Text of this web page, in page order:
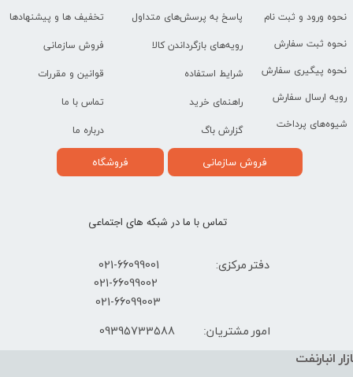
انبارنفت
نحوه ورود و ثبت نام
نحوه ثبت سفارش
نحوه پیگیری سفارش
رویه ارسال سفارش
شیوه‌های پرداخت
پاسخ به پرسش‌های متداول
رویه‌های بازگرداندن کالا
شرایط استفاده
راهنمای خرید
گزارش باگ
تخفیف ها و پیشنهادها
فروش سازمانی
قوانین و مقررات
تماس با ما
درباره ما
فروش سازمانی فروشگاه
دفتر مرکزی: 66099001-021
امور مشتریان:
​021-66099002
تماس با ما در شبکه های اجتماعی